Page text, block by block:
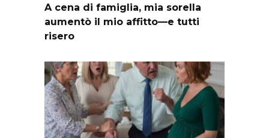
A cena di famiglia, mia sorella
aumentò il mio affitto—e tutti
risero